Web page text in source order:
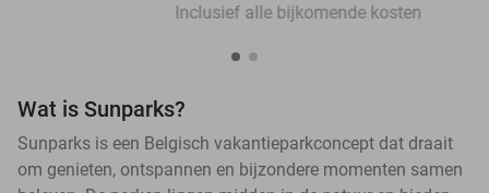
Inclusief alle bijkomende kosten
Wat is Sunparks?
Sunparks is een Belgisch vakantieparkconcept dat draait
om genieten, ontspannen en bijzondere momenten samen